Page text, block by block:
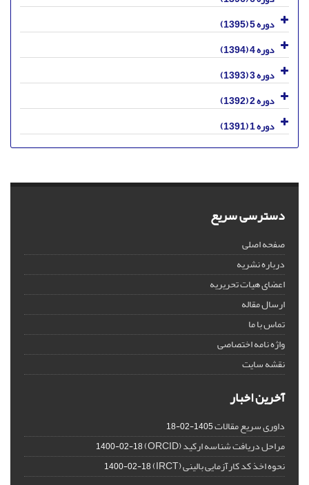
دوره 5 (1395)
دوره 4 (1394)
دوره 3 (1393)
دوره 2 (1392)
دوره 1 (1391)
دسترسی سریع
صفحه اصلی
درباره نشریه
اعضای هیات تحریریه
ارسال مقاله
تماس با ما
واژه نامه اختصاصی
نقشه سایت
آخرین اخبار
داوری سریع مقالات1405-02-18
مراحل دریافت شناسه ارکید (ORCID) 1400-02-18
نحوه اخذ کد کارآزمایی بالینی (IRCT) 1400-02-18